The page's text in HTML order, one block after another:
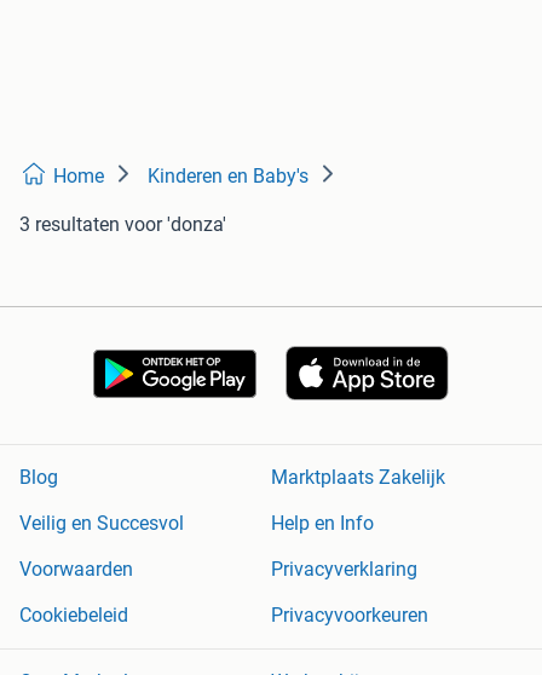
Home Kinderen en Baby's
3 resultaten voor 'donza'
Blog
Marktplaats Zakelijk
Veilig en Succesvol
Help en Info
Voorwaarden
Privacyverklaring
Cookiebeleid
Privacyvoorkeuren